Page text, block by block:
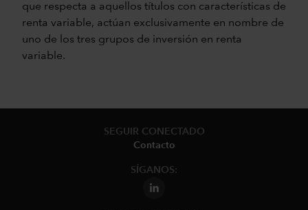
que respecta a aquellos títulos con características de
renta variable, actúan exclusivamente en nombre de
uno de los tres grupos de inversión en renta
variable.
SEGUIR CONECTADO
Contacto
SÍGANOS: